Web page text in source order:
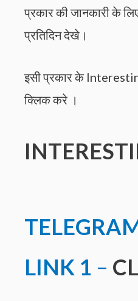
प्रकार की जानकारी के
प्रतिदिन देखे।
इसी प्रकार के
क्लिक करे ।
LINK 1 –